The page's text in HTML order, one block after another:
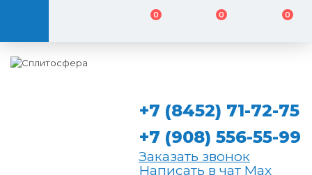
0 0 0
+7 (8452) 71-72-75
+7 (908) 556-55-99
Заказать звонок
Написать в чат Max